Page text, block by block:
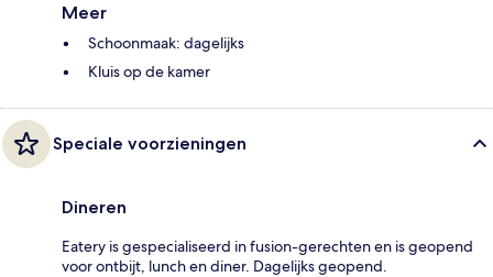
Meer
Schoonmaak: dagelijks
Kluis op de kamer
Speciale voorzieningen
Dineren
Eatery is gespecialiseerd in fusion-gerechten en is geopend
voor ontbijt, lunch en diner. Dagelijks geopend.